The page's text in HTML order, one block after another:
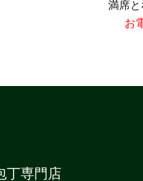
満席と
お
丁専門店